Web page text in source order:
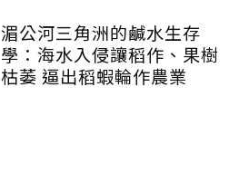
湄公河三角洲的鹹水生存
學：海水入侵讓稻作、果樹
枯萎 逼出稻蝦輪作農業